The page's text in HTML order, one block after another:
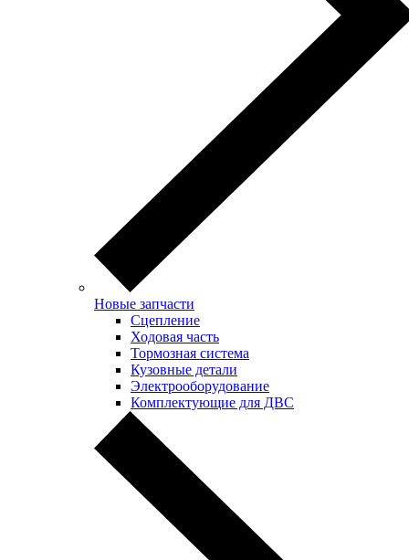
Новые запчасти
Сцепление
Ходовая часть
Тормозная система
Кузовные детали
Электрооборудование
Комплектующие для ДВС